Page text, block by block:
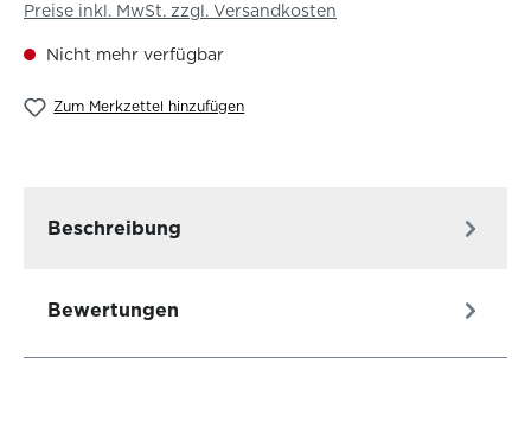
Preise inkl. MwSt. zzgl. Versandkosten
Nicht mehr verfügbar
Zum Merkzettel hinzufügen
Beschreibung
Bewertungen